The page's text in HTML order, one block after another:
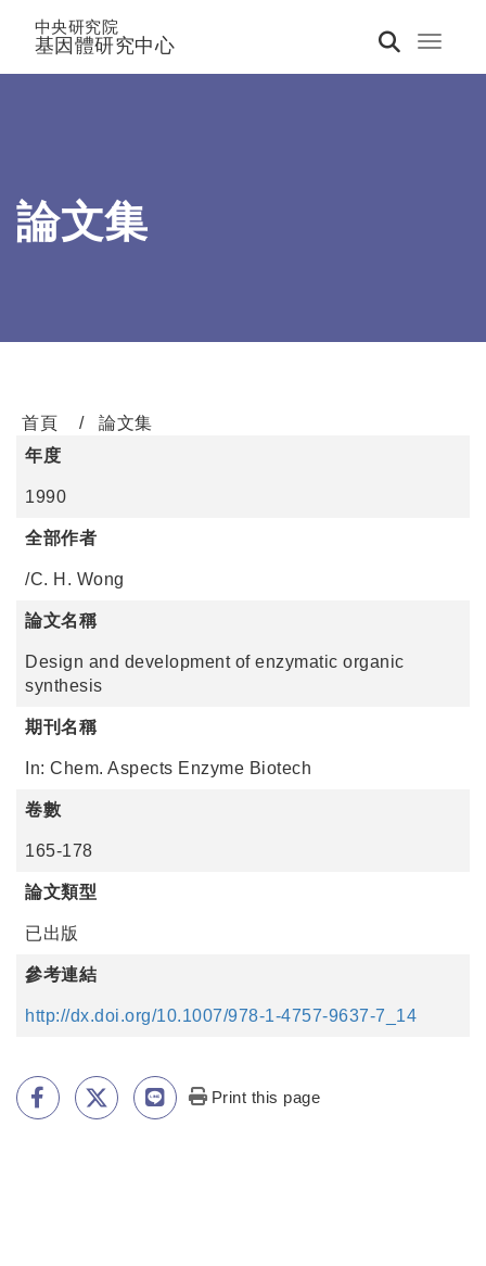
Toggle
中央研究院
基因體研究中心
論文集
首頁
論文集
年度
1990
全部作者
/C. H. Wong
論文名稱
Design and development of enzymatic organic
synthesis
期刊名稱
In: Chem. Aspects Enzyme Biotech
卷數
165-178
論文類型
已出版
參考連結
http://dx.doi.org/10.1007/978-1-4757-9637-7_14
Print this page